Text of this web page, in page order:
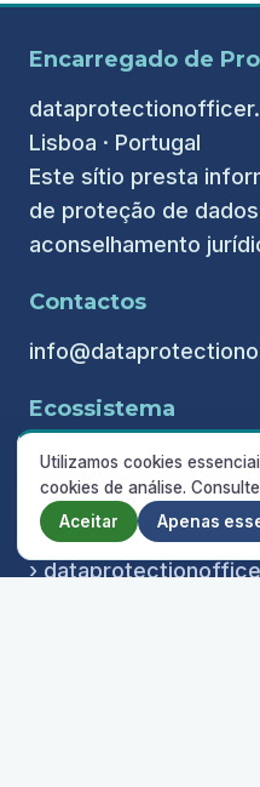
Encarregado de
Lisboa · Portugal
Este sítio presta
de proteção de
aconselhamento
Contactos
Ecossistema
› plataformargpd.pt
› complianceofficer.pt
› complianceoffice.pt
›
Utilizamos cookies
cookies de análise.
Aceitar
Apenas